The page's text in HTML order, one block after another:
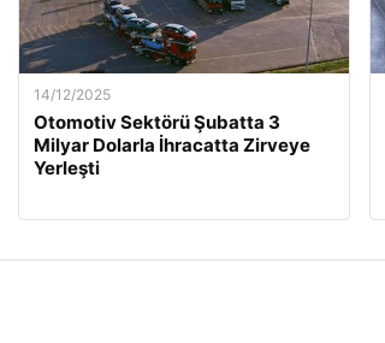
14/12/2025
Otomotiv Sektörü Şubatta 3
Milyar Dolarla İhracatta Zirveye
Yerleşti